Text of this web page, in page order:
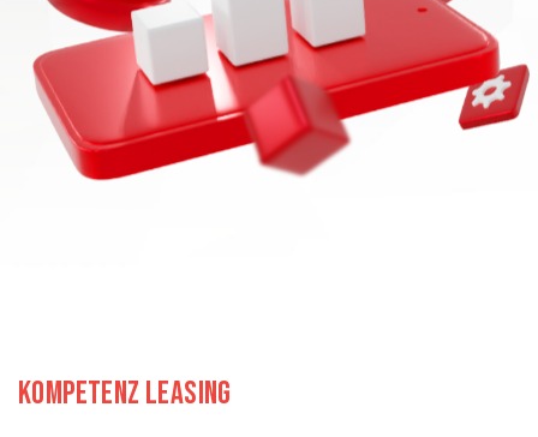
Kompetenz leasing